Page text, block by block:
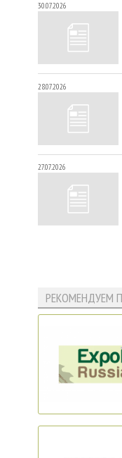
30.07.2026
28.07.2026
27.07.2026
РЕКОМЕНДУЕМ